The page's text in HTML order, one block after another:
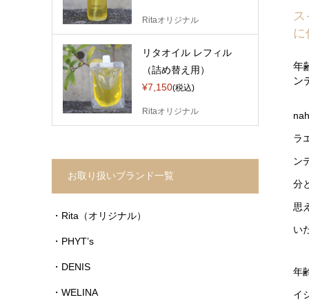
ス
に
年
ン
ラ
ン
分
思
い
年
イ
Ritaオリジナル
リタオイル レフィル
（詰め替え用）
¥7,150(税込)
Ritaオリジナル
お取り扱いブランド一覧
・Rita（オリジナル）
・PHYT’s
・DENIS
・WELINA